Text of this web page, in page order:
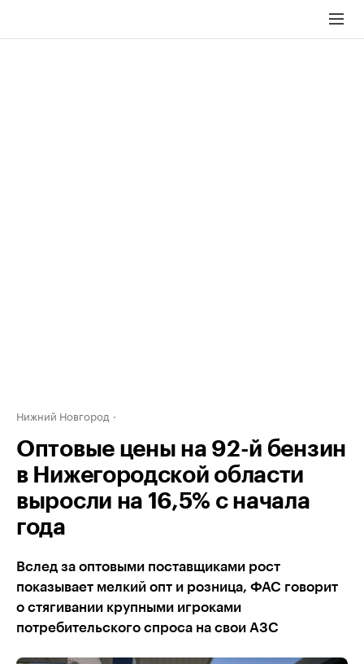
Нижний Новгород
Оптовые цены на 92-й бензин
в Нижегородской области
выросли на 16,5% с начала
года
Вслед за оптовыми поставщиками рост
показывает мелкий опт и розница, ФАС говорит
о стягивании крупными игроками
потребительского спроса на свои АЗС